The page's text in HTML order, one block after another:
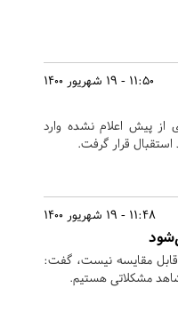
11:50 - 19 شهریور 1400
پیش اعلام نشده وارد
قرار گرفت.
11:48 - 19 شهریور 1400
قابل مقایسه نیست، گفت:
مشکلاتی هستیم.